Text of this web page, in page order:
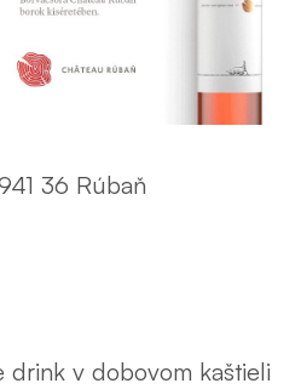
36 Rúbaň
drink v dobovom kaštieli